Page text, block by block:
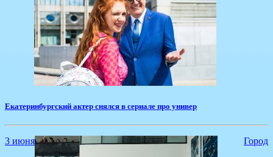
​Екатеринбургский актер снялся в сериале про универ
3 июня Город